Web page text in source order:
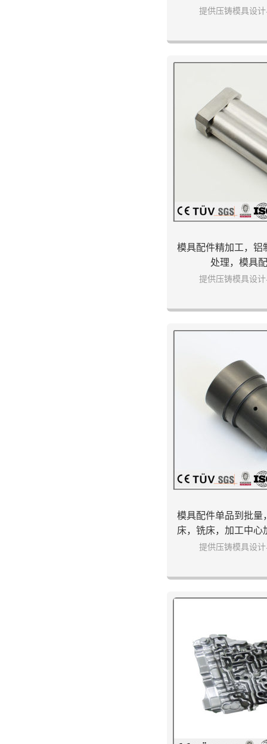
提供压铸模具设
模具配件精加工，铝
处理，模具
提供压铸模具设
模具配件单品到批量
床，铣床，加工中心
处理等工
提供压铸模具设